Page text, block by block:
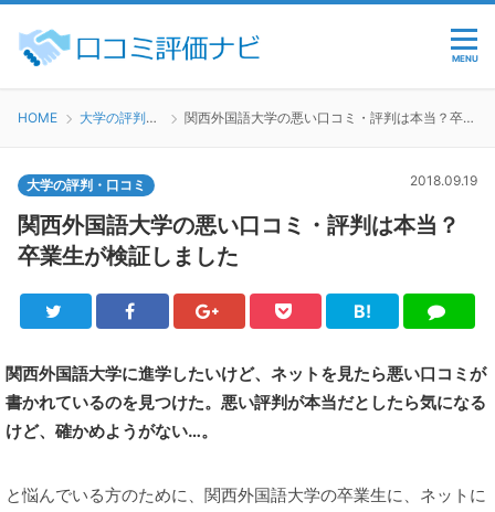
MENU
HOME 大学の評判・口コミ 関西外国語大学の悪い口コミ・評判は本当？卒業生が検証しました
大学の評判・口コミ 2018.09.19
関西外国語大学の悪い口コミ・評判は本当？
卒業生が検証しました
Twitter FacebookGoogle+Pocket
B!
は
ブ
LINE
関西外国語大学に進学したいけど、ネットを見たら悪い口コミが
書かれているのを見つけた。悪い評判が本当だとしたら気になる
けど、確かめようがない…。
と悩んでいる方のために、関西外国語大学の卒業生に、ネットに